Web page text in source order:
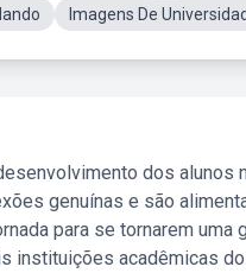
Imagens De
dos alunos
genuínas e são
para se tornarem uma
instituições acadêmicas do